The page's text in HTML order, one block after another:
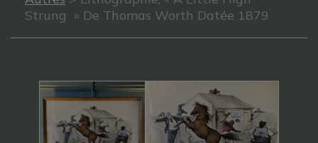
Strung » De Thomas Worth Datée 1879